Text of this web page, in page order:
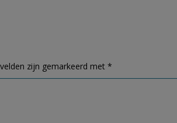
zijn gemarkeerd met *